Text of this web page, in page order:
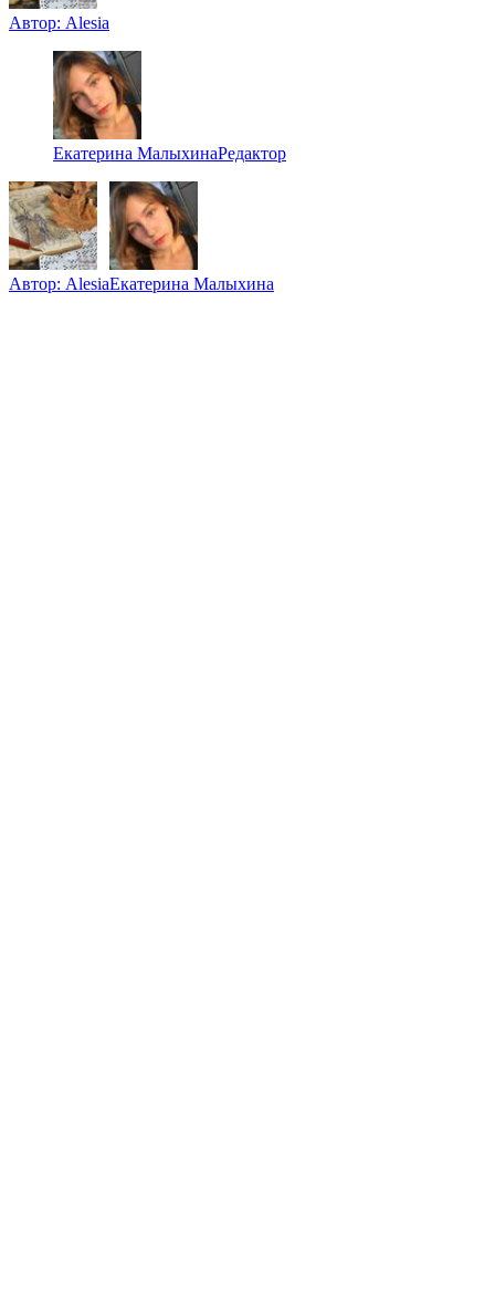
Автор: Alesia
Екатерина МалыхинаРедактор
Автор: AlesiaЕкатерина Малыхина